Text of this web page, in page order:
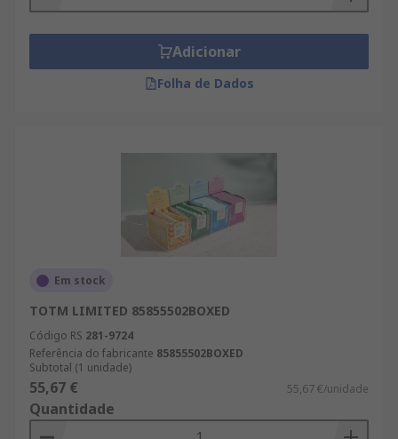
Adicionar
Folha de Dados
Em stock
TOTM LIMITED 85855502BOXED
Código RS 281-9724
Referência do fabricante 85855502BOXED
Subtotal (1 unidade)
55,67 € 55,67 €/unidade
Quantidade